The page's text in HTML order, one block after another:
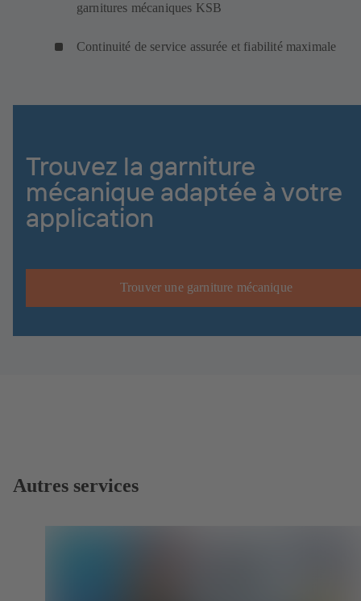
garnitures mécaniques KSB
Continuité de service assurée et fiabilité maximale
Trouvez la garniture
mécanique adaptée à votre
application
Trouver une garniture mécanique
Autres services